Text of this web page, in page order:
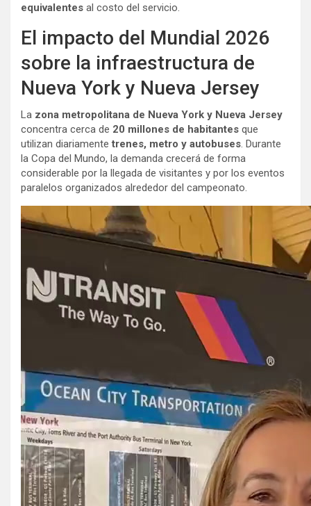
equivalentes al costo del servicio.
El impacto del Mundial 2026
sobre la infraestructura de
Nueva York y Nueva Jersey
La zona metropolitana de Nueva York y Nueva Jersey
concentra cerca de 20 millones de habitantes que
utilizan diariamentetrenes, metro y autobuses. Durante
la Copa del Mundo, la demanda crecerá de forma
considerable por la llegada de visitantes y por los eventos
paralelos organizados alrededor del campeonato.